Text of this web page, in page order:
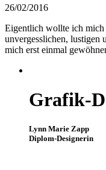
26/02/2016
Eigentlich wollte ich mich
unvergesslichen, lustigen
mich erst einmal
Grafik-
Lynn Marie Zapp
Diplom-Designerin